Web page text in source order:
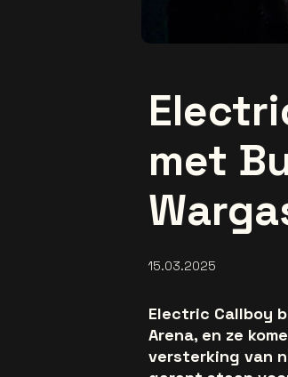
met
15.03.2025
Electric Callboy
Arena, en ze
versterking van